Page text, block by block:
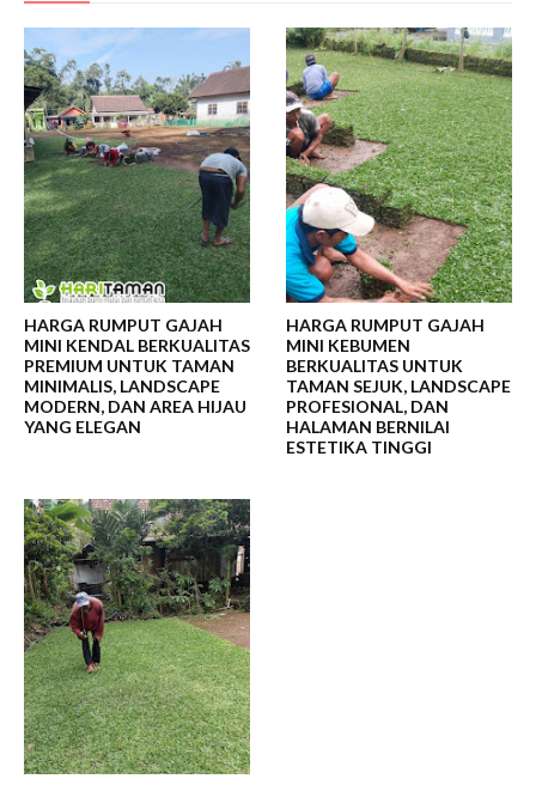
HARGA RUMPUT GAJAH
MINI KENDAL BERKUALITAS
PREMIUM UNTUK TAMAN
MINIMALIS, LANDSCAPE
MODERN, DAN AREA HIJAU
YANG ELEGAN
HARGA RUMPUT GAJAH
MINI KEBUMEN
BERKUALITAS UNTUK
TAMAN SEJUK, LANDSCAPE
PROFESIONAL, DAN
HALAMAN BERNILAI
ESTETIKA TINGGI